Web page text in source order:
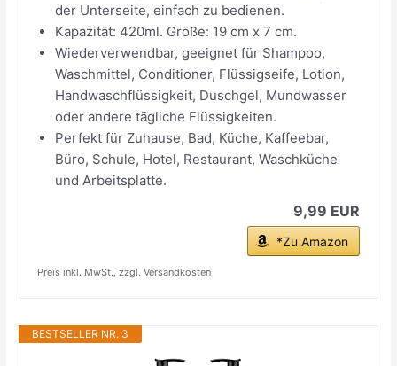
der Unterseite, einfach zu bedienen.
Kapazität: 420ml. Größe: 19 cm x 7 cm.
Wiederverwendbar, geeignet für Shampoo,
Waschmittel, Conditioner, Flüssigseife, Lotion,
Handwaschflüssigkeit, Duschgel, Mundwasser
oder andere tägliche Flüssigkeiten.
Perfekt für Zuhause, Bad, Küche, Kaffeebar,
Büro, Schule, Hotel, Restaurant, Waschküche
und Arbeitsplatte.
9,99 EUR
*Zu Amazon
Preis inkl. MwSt., zzgl. Versandkosten
BESTSELLER NR. 3